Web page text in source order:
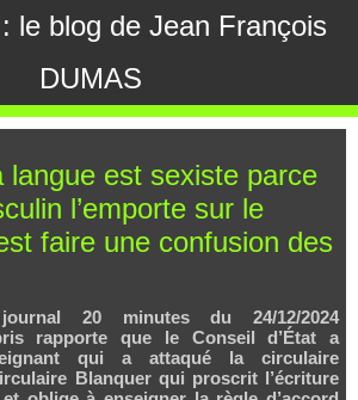
le blog de Jean François
DUMAS
langue est sexiste parce
l’emporte sur le
faire une confusion des
20 minutes du 24/12/2024
rapporte que le Conseil d’État a
qui a attaqué la circulaire
Blanquer qui proscrit l’écriture